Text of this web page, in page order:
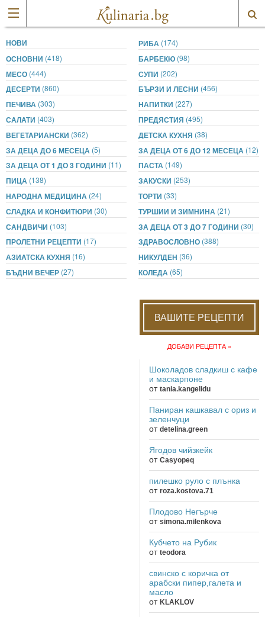
НОВИ РИБА (174)
ОСНОВНИ (418) БАРБЕКЮ (98)
МЕСО (444) СУПИ (202)
ДЕСЕРТИ (860) БЪРЗИ И ЛЕСНИ (456)
ПЕЧИВА (303) НАПИТКИ (227)
САЛАТИ (403) ПРЕДЯСТИЯ (495)
ВЕГЕТАРИАНСКИ (362) ДЕТСКА КУХНЯ (38)
ЗА ДЕЦА ДО 6 МЕСЕЦА (5) ЗА ДЕЦА ОТ 6 ДО 12 МЕСЕЦА (12)
ЗА ДЕЦА ОТ 1 ДО 3 ГОДИНИ (11) ПАСТА (149)
ПИЦА (138) ЗАКУСКИ (253)
НАРОДНА МЕДИЦИНА (24) ТОРТИ (33)
СЛАДКА И КОНФИТЮРИ (30) ТУРШИИ И ЗИМНИНА (21)
САНДВИЧИ (103) ЗА ДЕЦА ОТ 3 ДО 7 ГОДИНИ (30)
ПРОЛЕТНИ РЕЦЕПТИ (17) ЗДРАВОСЛОВНО (388)
АЗИАТСКА КУХНЯ (16) НИКУЛДЕН (36)
БЪДНИ ВЕЧЕР (27) КОЛЕДА (65)
ВАШИТЕ РЕЦЕПТИ
ДОБАВИ РЕЦЕПТА »
Шоколадов сладкиш с кафе
и маскарпоне
от tania.kangelidu
Паниран кашкавал с ориз и
зеленчуци
от detelina.green
Ягодов чийзкейк
от Casyopeq
пилешко руло с плънка
от roza.kostova.71
Плодово Негърче
от simona.milenkova
Кубчето на Рубик
от teodora
свинско с коричка от
арабски пипер,галета и
масло
от KLAKLOV